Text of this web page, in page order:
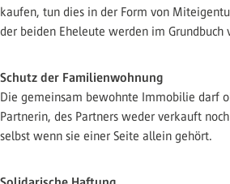
kaufen, tun dies in der Form von
der beiden Eheleute werden im Grundbuch
Schutz der Familienwohnung
Die gemeinsam bewohnte Immobilie darf
Partnerin, des Partners weder verkauft
selbst wenn sie einer Seite allein gehört.